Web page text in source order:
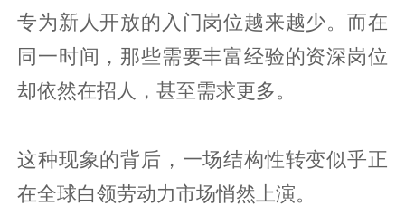
专为新人开放的入门岗位越来越少。而在
同一时间，那些需要丰富经验的资深岗位
却依然在招人，甚至需求更多。
这种现象的背后，一场结构性转变似乎正
在全球白领劳动力市场悄然上演。